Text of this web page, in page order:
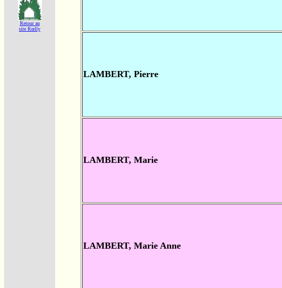
Retour au
site Rœlly
LAMBERT, Pierre
LAMBERT, Marie
LAMBERT, Marie Anne